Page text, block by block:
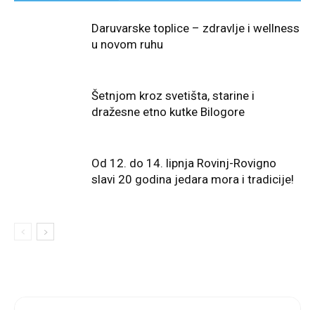
Daruvarske toplice – zdravlje i wellness
u novom ruhu
Šetnjom kroz svetišta, starine i
dražesne etno kutke Bilogore
Od 12. do 14. lipnja Rovinj-Rovigno
slavi 20 godina jedara mora i tradicije!